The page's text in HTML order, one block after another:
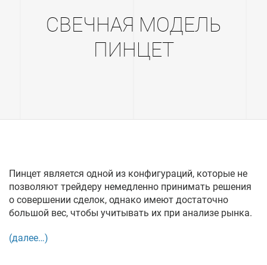
СВЕЧНАЯ МОДЕЛЬ
ПИНЦЕТ
Пинцет является одной из конфигураций, которые не
позволяют трейдеру немедленно принимать решения
о совершении сделок, однако имеют достаточно
большой вес, чтобы учитывать их при анализе рынка.
(далее…)